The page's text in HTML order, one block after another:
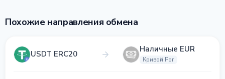
Похожие направления обмена
USDT ERC20 Наличные EUR
Кривой Рог